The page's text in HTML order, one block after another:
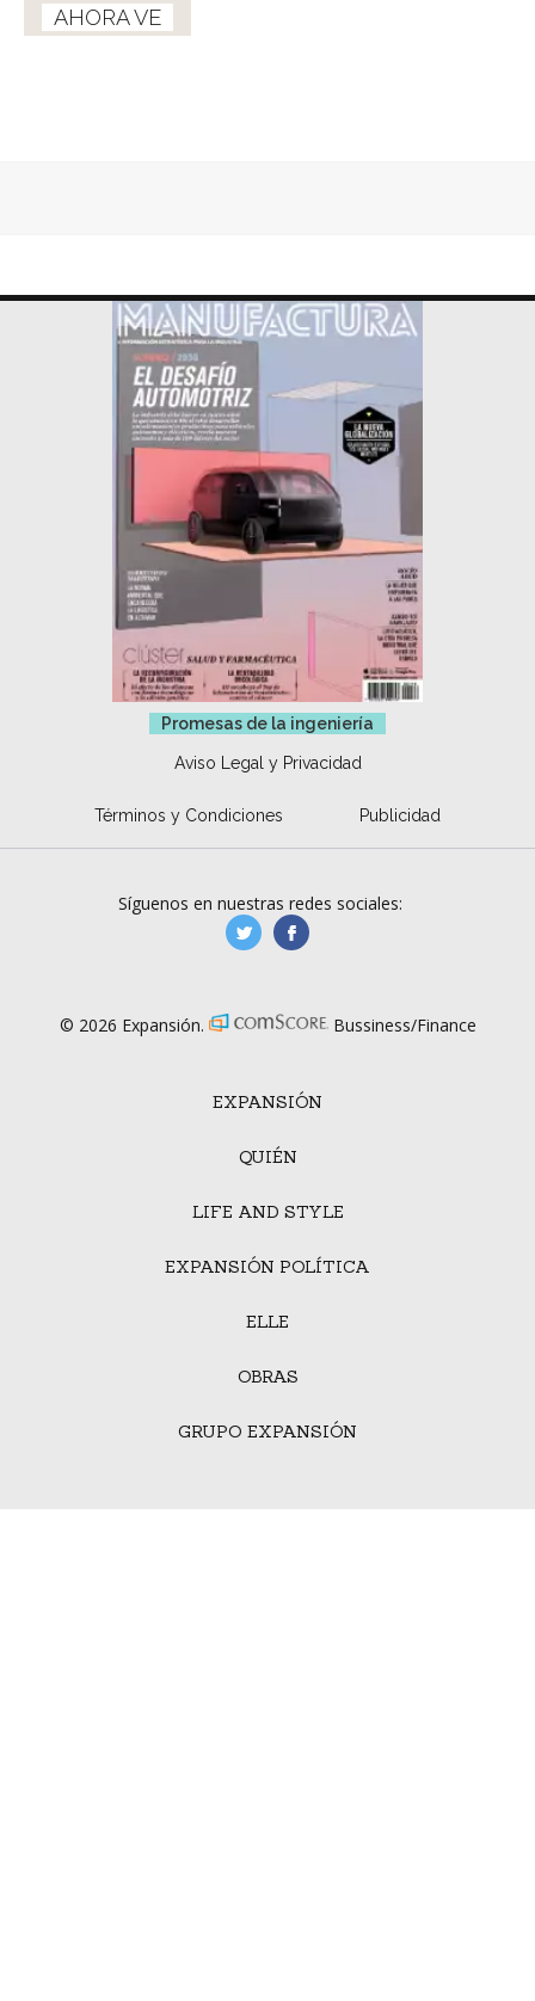
AHORA VE
Promesas de la ingeniería
Aviso Legal y Privacidad
Términos y Condiciones Publicidad
EXPANSIÓN
QUIÉN
LIFE AND STYLE
EXPANSIÓN POLÍTICA
ELLE
OBRAS
GRUPO EXPANSIÓN
Síguenos en nuestras redes sociales:
manufacturaGE
© 2026 Expansión. Bussiness/Finance